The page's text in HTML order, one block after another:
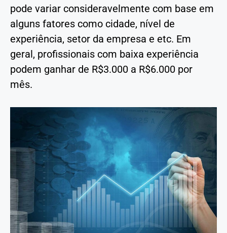
pode variar consideravelmente com base em
alguns fatores como cidade, nível de
experiência, setor da empresa e etc. Em
geral, profissionais com baixa experiência
podem ganhar de R$3.000 a R$6.000 por
mês.